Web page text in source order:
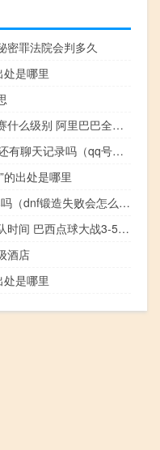
密罪法院会判多久
处是哪里
阿里巴巴数学竞赛什么级别 阿里巴巴全球数学竞赛
qq号注销了对方还有聊天记录吗（qq号注销）
的出处是哪里
dnf锻造失败会爆吗（dnf锻造失败会怎么样）
克罗地亚vs巴西队时间 巴西点球大战3-5克罗地亚
酒店
处是哪里